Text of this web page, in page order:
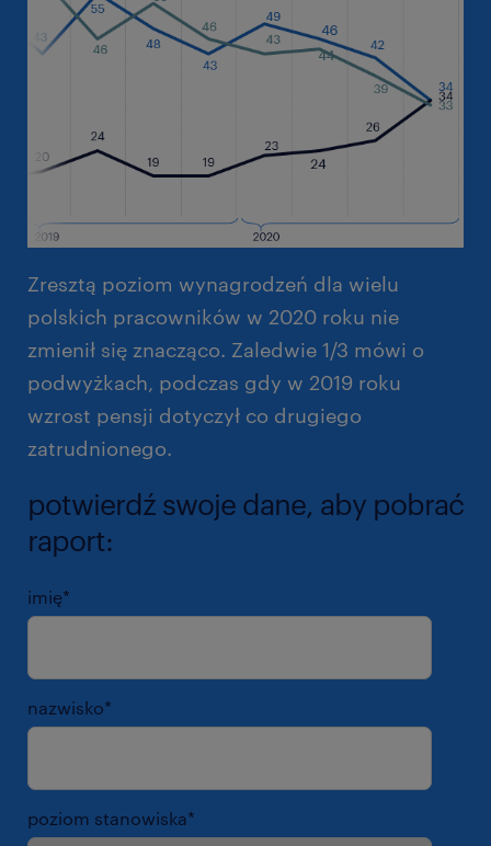
Zresztą poziom wynagrodzeń dla wielu
polskich pracowników w 2020 roku nie
zmienił się znacząco. Zaledwie 1/3 mówi o
podwyżkach, podczas gdy w 2019 roku
wzrost pensji dotyczył co drugiego
zatrudnionego.
potwierdź swoje dane, aby pobrać
raport:
imię*
nazwisko*
poziom stanowiska*